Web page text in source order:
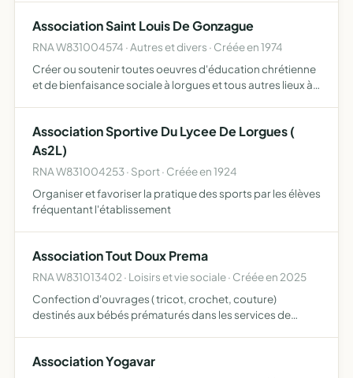
Association Saint Louis De Gonzague
RNA W831004574 · Autres et divers · Créée en 1974
Créer ou soutenir toutes oeuvres d'éducation chrétienne
et de bienfaisance sociale à lorgues et tous autres lieux à
Association Sportive Du Lycee De Lorgues (
As2L)
RNA W831004253 · Sport · Créée en 1924
Organiser et favoriser la pratique des sports par les élèves
fréquentant l'établissement
Association Tout Doux Prema
RNA W831013402 · Loisirs et vie sociale · Créée en 2025
Confection d'ouvrages ( tricot, crochet, couture)
destinés aux bébés prématurés dans les services de
Association Yogavar